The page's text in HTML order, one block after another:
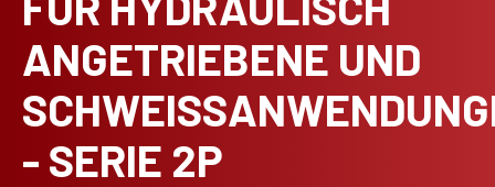
ANGETRIEBENE UND
- SERIE 2P